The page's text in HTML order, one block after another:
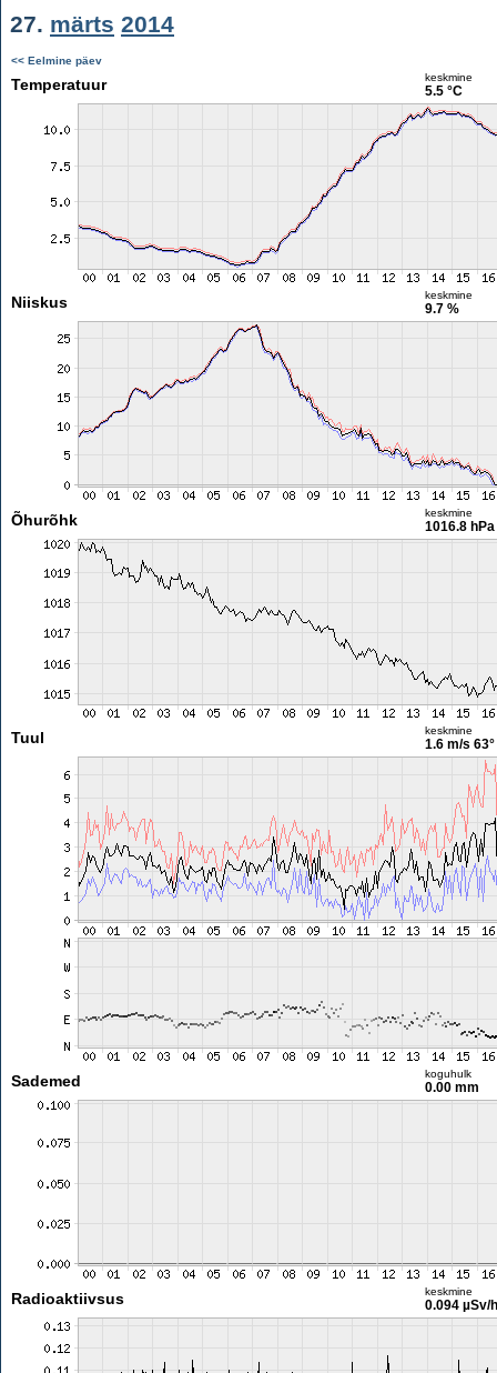
27. märts 2014
<< Eelmine päev
Temperatuur keskmine
5.5 °C
Niiskus keskmine
9.7 %
Õhurõhk keskmine
1016.8 hPa
Tuul keskmine
1.6 m/s 63°
Sademed koguhulk
0.00 mm
Radioaktiivsus keskmine
0.094 µSv/h